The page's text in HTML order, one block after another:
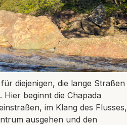
diejenigen, die lange Straßen
beginnt die Chapada
im Klang des Flusses,
ausgehen und den